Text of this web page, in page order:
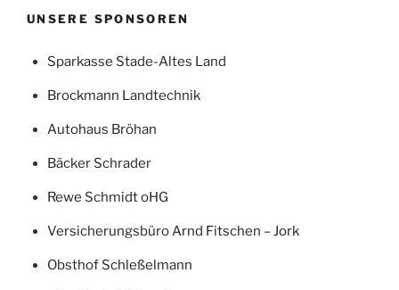
UNSERE SPONSOREN
Sparkasse Stade-Altes Land
Brockmann Landtechnik
Autohaus Bröhan
Bäcker Schrader
Rewe Schmidt oHG
Versicherungsbüro Arnd Fitschen – Jork
Obsthof Schleßelmann